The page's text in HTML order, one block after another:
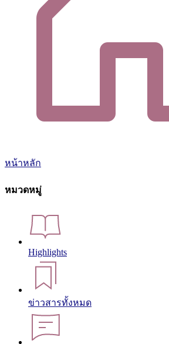
หน้าหลัก
หมวดหมู่
Highlights
ข่าวสารทั้งหมด